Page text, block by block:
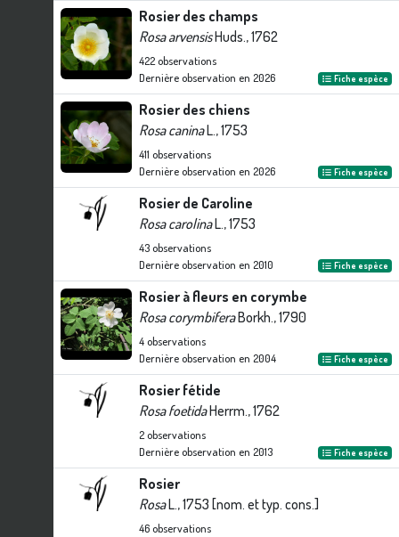
Rosier des champs
Rosa arvensisHuds., 1762
422observations
Dernière observation en 2026 Fiche espèce
Rosier des chiens
Rosa caninaL., 1753
411 observations
Dernière observation en 2026 Fiche espèce
Rosier de Caroline
Rosa carolinaL., 1753
43observations
Dernière observation en 2010 Fiche espèce
Rosier à fleurs en corymbe
Rosa corymbiferaBorkh., 1790
4observations
Dernière observation en 2004 Fiche espèce
Rosier fétide
Rosa foetidaHerrm., 1762
2observations
Dernière observation en 2013 Fiche espèce
Rosier
RosaL., 1753 [nom. et typ. cons.]
46observations